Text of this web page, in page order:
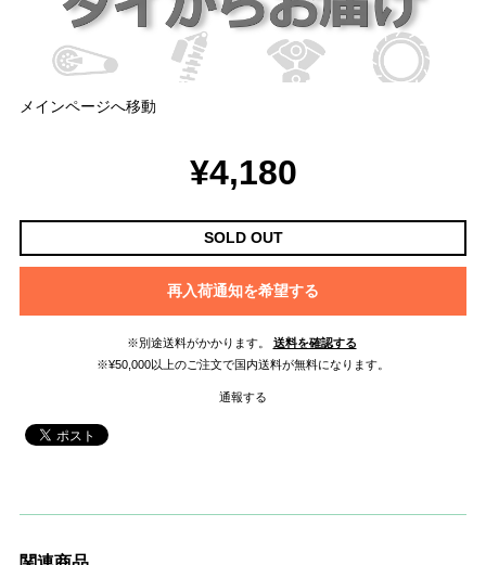
メインページへ移動
¥4,180
SOLD OUT
再入荷通知を希望する
※別途送料がかかります。
送料を確認する
※¥50,000以上のご注文で国内送料が無料になります。
通報する